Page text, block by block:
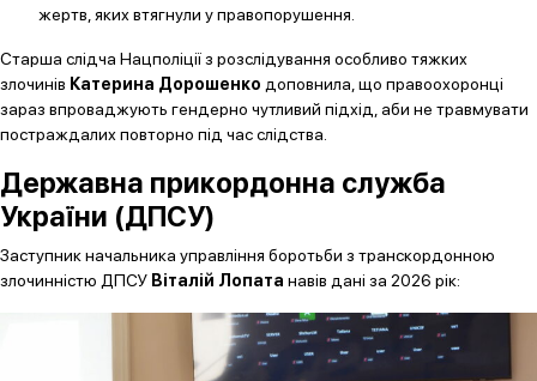
жертв, яких втягнули у правопорушення.
Старша слідча Нацполіції з розслідування особливо тяжких
злочинів Катерина Дорошенко доповнила, що правоохоронці
зараз впроваджують гендерно чутливий підхід, аби не травмувати
постраждалих повторно під час слідства.
Державна прикордонна служба
України (ДПСУ)
Заступник начальника управління боротьби з транскордонною
злочинністю ДПСУ Віталій Лопата навів дані за 2026 рік: